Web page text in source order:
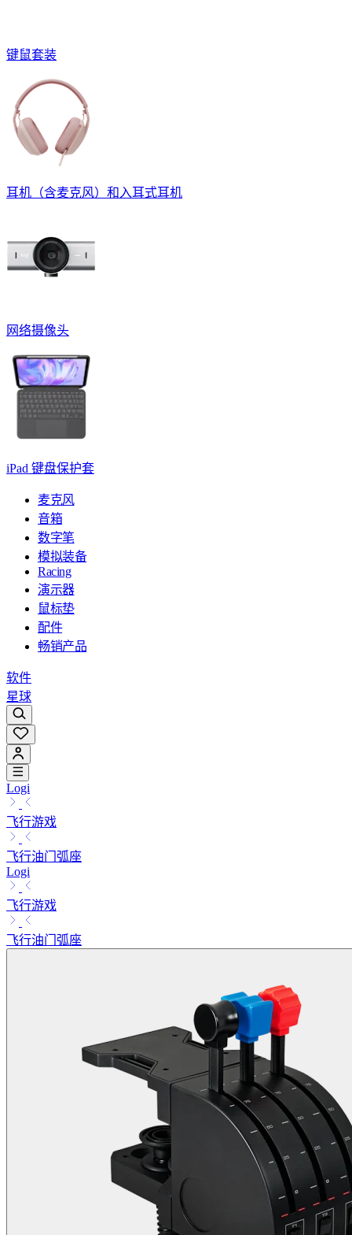
键鼠套装
耳机（含麦克风）和入耳式耳机
网络摄像头
iPad 键盘保护套
麦克风
音箱
数字笔
模拟装备
Racing
演示器
鼠标垫
配件
畅销产品
软件
星球
Logi
飞行游戏
飞行油门弧座
Logi
飞行游戏
飞行油门弧座